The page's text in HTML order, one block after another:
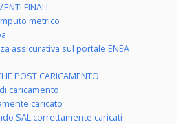
FINALI
metrico
assicurativa sul portale ENEA
POST CARICAMENTO
caricamento
caricato
SAL correttamente caricati